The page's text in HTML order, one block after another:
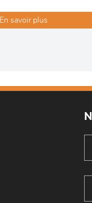
En savoir plus